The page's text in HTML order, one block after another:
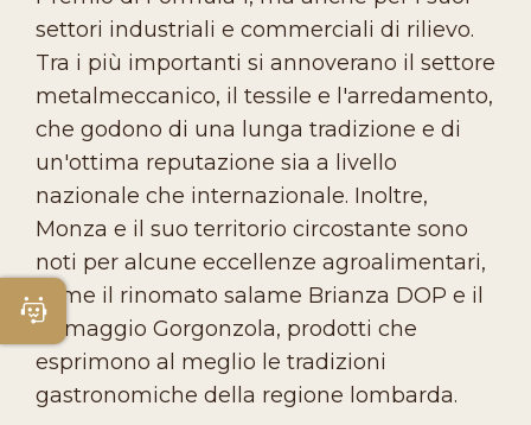
settori industriali e commerciali di rilievo.
Tra i più importanti si annoverano il settore
metalmeccanico, il tessile e l'arredamento,
che godono di una lunga tradizione e di
un'ottima reputazione sia a livello
nazionale che internazionale. Inoltre,
Monza e il suo territorio circostante sono
noti per alcune eccellenze agroalimentari,
come il rinomato salame Brianza DOP e il
formaggio Gorgonzola, prodotti che
esprimono al meglio le tradizioni
gastronomiche della regione lombarda.
Apri Chatbot